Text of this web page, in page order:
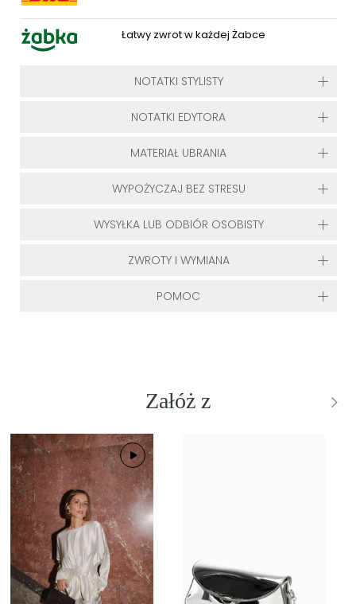
Łatwy zwrot w każdej Żabce
NOTATKI STYLISTY
NOTATKI EDYTORA
MATERIAŁ UBRANIA
WYPOŻYCZAJ BEZ STRESU
WYSYŁKA LUB ODBIÓR OSOBISTY
ZWROTY I WYMIANA
POMOC
Załóż z